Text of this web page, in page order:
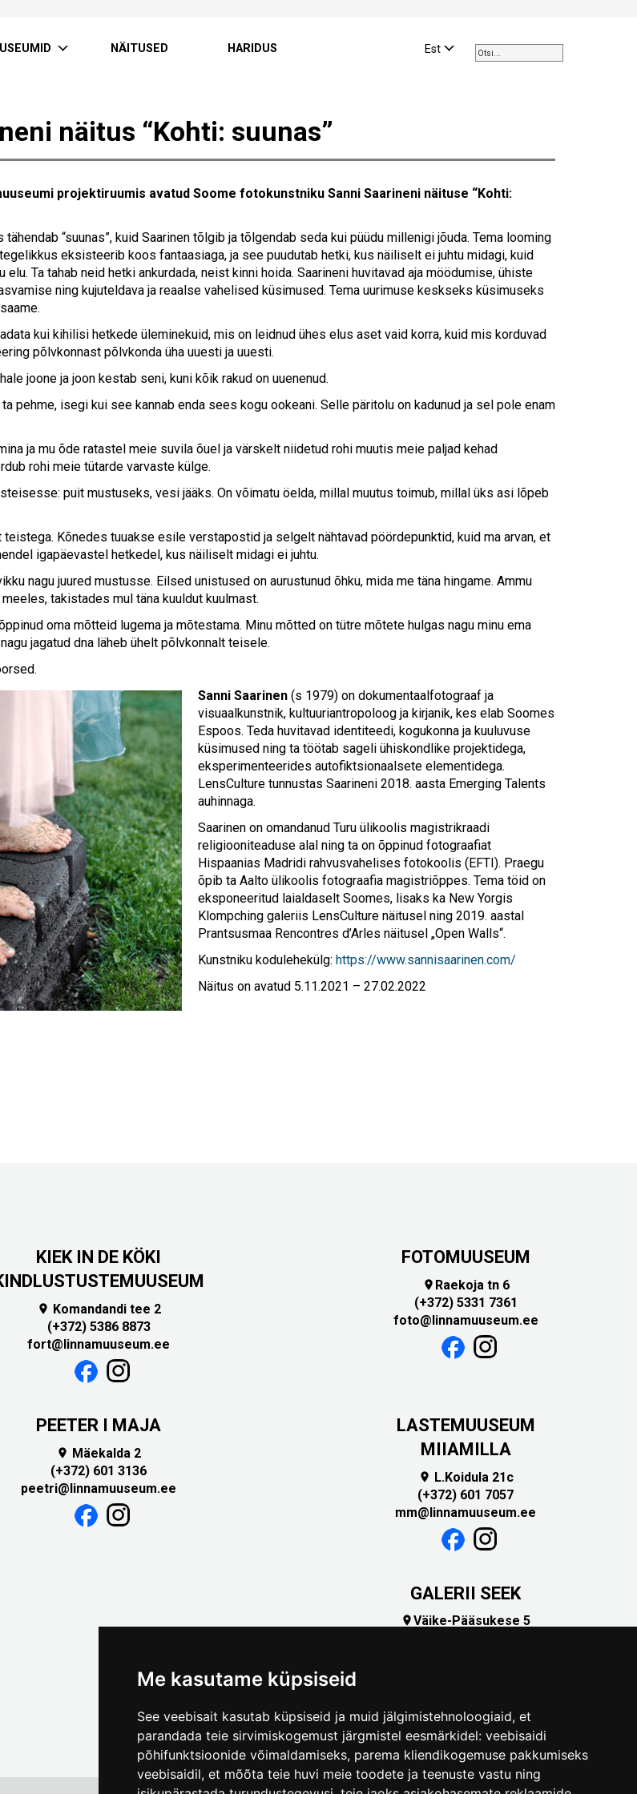
Me kasutame küpsiseid
See veebisait kasutab küpsiseid ja muid jälgimistehnoloogiaid, et
parandada teie sirvimiskogemust järgmistel eesmärkidel: veebisaidi
põhifunktsioonide võimaldamiseks, parema kliendikogemuse pakkumiseks
veebisaidil, et mõõta teie huvi meie toodete ja teenuste vastu ning
the
up
a
to
go
to
the
result.
can
gestures.
Est
NÄITUSED HARIDUS
näitus “Kohti: suunas”
projektiruumis avatud Soome fotokunstniku Sanni Saarineni näituse “Kohti:
“suunas”, kuid Saarinen tõlgib ja tõlgendab seda kui püüdu millenigi jõuda. Tema looming
eksisteerib koos fantaasiaga, ja see puudutab hetki, kus näiliselt ei juhtu midagi, kuid
Ta tahab neid hetki ankurdada, neist kinni hoida. Saarineni huvitavad aja möödumise, ühiste
ning kujuteldava ja reaalse vahelised küsimused. Tema uurimuse keskseks küsimuseks
kui kihilisi hetkede üleminekuid, mis on leidnud ühes elus aset vaid korra, kuid mis korduvad
põlvkonnast põlvkonda üha uuesti ja uuesti.
joone ja joon kestab seni, kuni kõik rakud on uuenenud.
pehme, isegi kui see kannab enda sees kogu ookeani. Selle päritolu on kadunud ja sel pole enam
ja mu õde ratastel meie suvila õuel ja värskelt niidetud rohi muutis meie paljad kehad
rohi meie tütarde varvaste külge.
puit mustuseks, vesi jääks. On võimatu öelda, millal muutus toimub, millal üks asi lõpeb
teistega. Kõnedes tuuakse esile verstapostid ja selgelt nähtavad pöördepunktid, kuid ma arvan, et
igapäevastel hetkedel, kus näiliselt midagi ei juhtu.
nagu juured mustusse. Eilsed unistused on aurustunud õhku, mida me täna hingame. Ammu
takistades mul täna kuuldut kuulmast.
oma mõtteid lugema ja mõtestama. Minu mõtted on tütre mõtete hulgas nagu minu ema
jagatud dna läheb ühelt põlvkonnalt teisele.
Sanni Saarinen (s 1979) on dokumentaalfotograaf ja
visuaalkunstnik, kultuuriantropoloog ja kirjanik, kes elab Soomes
Espoos. Teda huvitavad identiteedi, kogukonna ja kuuluvuse
küsimused ning ta töötab sageli ühiskondlike projektidega,
eksperimenteerides autofiktsionaalsete elementidega.
LensCulture tunnustas Saarineni 2018. aasta Emerging Talents
auhinnaga.
Saarinen on omandanud Turu ülikoolis magistrikraadi
religiooniteaduse alal ning ta on õppinud fotograafiat
Hispaanias Madridi rahvusvahelises fotokoolis (EFTI). Praegu
õpib ta Aalto ülikoolis fotograafia magistriõppes. Tema töid on
eksponeeritud laialdaselt Soomes, lisaks ka New Yorgis
Klompching galeriis LensCulture näitusel ning 2019. aastal
Prantsusmaa Rencontres d’Arles näitusel „Open Walls“.
Kunstniku kodulehekülg: https://www.sannisaarinen.com/
Näitus on avatud 5.11.2021 – 27.02.2022
KIEK IN DE KÖKI
 Komandandi tee 2
(+372) 5386 8873
fort@linnamuuseum.ee
FOTOMUUSEUM
 Raekoja tn 6
(+372) 5331 7361
foto@linnamuuseum.ee
PEETER I MAJA
 Mäekalda 2
(+372) 601 3136
peetri@linnamuuseum.ee
LASTEMUUSEUM
MIIAMILLA
 L.Koidula 21c
(+372) 601 7057
mm@linnamuuseum.ee
GALERII SEEK
Väike-Pääsukese 5